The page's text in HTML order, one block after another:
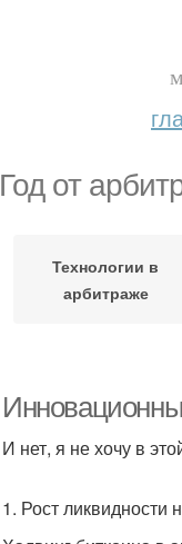
Год от
Технологии в
арбитраже
И нет, я не хочу в
1. Рост ликвидности